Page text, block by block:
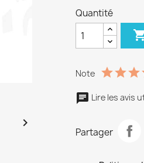

Quantité
Note
Lire les avis
Partager